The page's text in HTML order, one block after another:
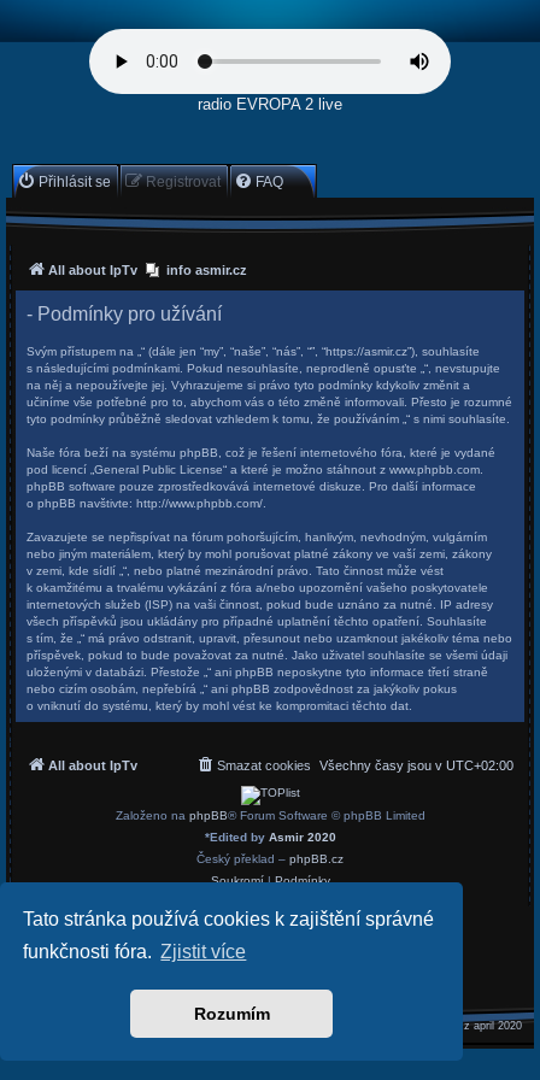
Tato stránka používá cookies k zajištění správné
funkčnosti fóra. Zjistit více
Rozumím
radio EVROPA 2 live
Přihlásit se Registrovat FAQ
All about IpTv info asmir.cz
- Podmínky pro užívání
Svým přístupem na „“ (dále jen “my”, “naše”, “nás”, “”, “https://asmir.cz”), souhlasíte
s následujícími podmínkami. Pokud nesouhlasíte, neprodleně opusťte „“, nevstupujte
na něj a nepoužívejte jej. Vyhrazujeme si právo tyto podmínky kdykoliv změnit a
učiníme vše potřebné pro to, abychom vás o této změně informovali. Přesto je rozumné
tyto podmínky průběžně sledovat vzhledem k tomu, že používáním „“ s nimi souhlasíte.
Naše fóra beží na systému phpBB, což je řešení internetového fóra, které je vydané
pod licencí „ General Public License“ a které je možno stáhnout z www.phpbb.com
phpBB software pouze zprostředkovává internetové diskuze. Pro další informace
o phpBB navštivte: http://www.phpbb.com/
Zavazujete se nepřispívat na fórum pohoršujícím, hanlivým, nevhodným, vulgárním
nebo jiným materiálem, který by mohl porušovat platné zákony ve vaší zemi, zákony
v zemi, kde sídlí „“, nebo platné mezinárodní právo. Tato činnost může vést
k okamžitému a trvalému vykázání z fóra a/nebo upozornění vašeho poskytovatele
internetových služeb (ISP) na vaši činnost, pokud bude uznáno za nutné. IP adresy
všech příspěvků jsou ukládány pro případné uplatnění těchto opatření. Souhlasíte
s tím, že „“ má právo odstranit, upravit, přesunout nebo uzamknout jakékoliv téma nebo
příspěvek, pokud to bude považovat za nutné. Jako uživatel souhlasíte se všemi údaji
uloženými v databázi. Přestože „“ ani phpBB neposkytne tyto informace třetí straně
nebo cizím osobám, nepřebírá „“ ani phpBB zodpovědnost za jakýkoliv pokus
o vniknutí do systému, který by mohl vést ke kompromitaci těchto dat.
All about IpTv Všechny časy jsou v UTC+02:00
Smazat cookies
Založeno na phpBB® Forum Software © phpBB Limited
*Edited by Asmir 2020
Český překlad – phpBB.cz
Soukromí|Podmínky
asmir.cz april 2020